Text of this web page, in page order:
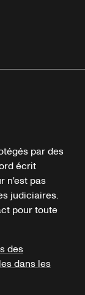
par des
écrit
n'est pas
judiciaires.
pour toute
des
dans les